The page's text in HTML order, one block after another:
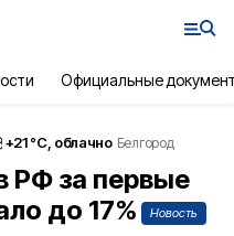
Официальные
+21°С, облачно Белгород
РФ за первые
до 17%
Новость